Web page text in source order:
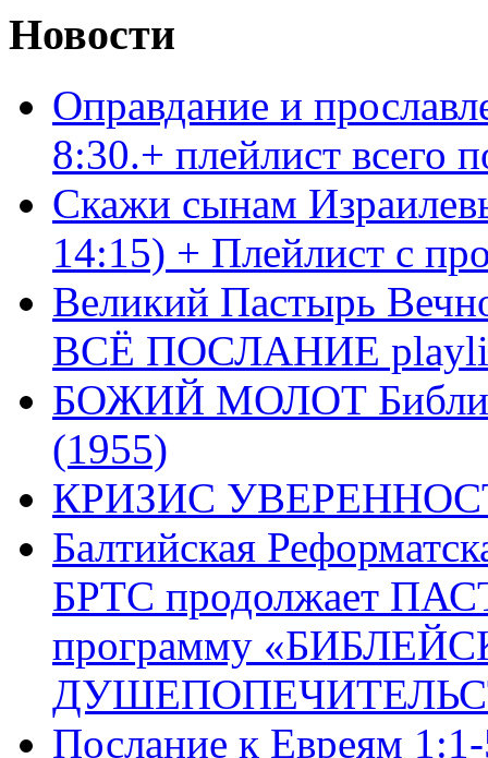
Новости
Оправдание и
8:30.+ плейлист
Скажи сынам
14:15) + Плейлист с
Великий Пастырь
ВСЁ ПОСЛАНИЕ
БОЖИЙ МОЛОТ Библия
(1955)
КРИЗИС
Балтийская
БРТС продолжает
программу
Послание к Евреям